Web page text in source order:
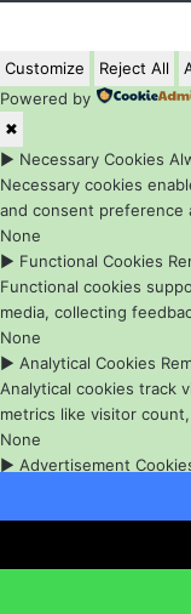
Facebook
X
Customize Reject All
Powered by
✖
► Necessary Cookies
Necessary cookies
and consent preference
None
► Functional Cookies
Functional cookies
media, collecting
None
► Analytical Cookies
Analytical cookies track
metrics like visitor
None
► Advertisement
Advertisement cookies
previous visits and
Reject All
Save My